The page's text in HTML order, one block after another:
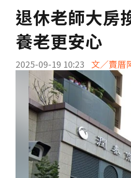
退休老師大房
養老更安心
2025-09-19 10:23 文／賣厝